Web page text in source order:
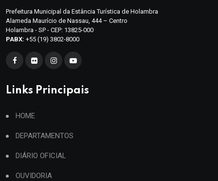
Prefeitura Municipal da Estância Turística de Holambra
Alameda Maurício de Nassau, 444 – Centro
Holambra - SP - CEP: 13825-000
PABX: +55 (19) 3802-8000
Links Principais
HOME
DEPARTAMENTOS
DIÁRIO OFICIAL
OUVIDORIA